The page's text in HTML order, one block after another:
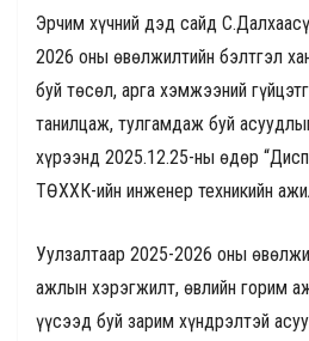
Эрчим хүчний дэд сайд
2026 оны өвөлжилтийн бэлтгэл
буй төсөл, арга хэмжээний
танилцаж, тулгамдаж буй
хүрээнд 2025.12.25-ны өдөр
ТӨХХК-ийн инженер техникийн
Уулзалтаар 2025-2026 оны
ажлын хэрэгжилт, өвлийн горим
үүсээд буй зарим хүндрэлтэй